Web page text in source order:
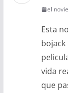
el
Esta
vida
que